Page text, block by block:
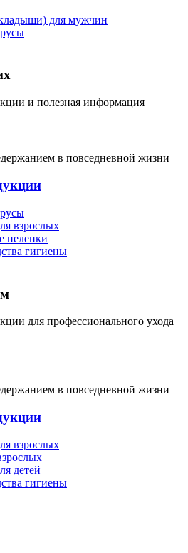
для мужчин
и полезная информация
в повседневной жизни
взрослых
пеленки
гигиены
для профессионального ухода
в повседневной жизни
взрослых
детей
гигиены